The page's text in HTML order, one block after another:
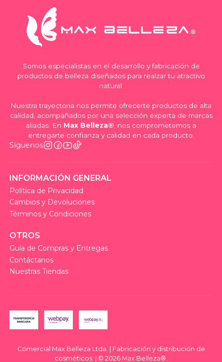
Somos especialistas en el desarrollo y fabricación de
productos de belleza diseñados para realzar tu atractivo
natural.
Nuestra trayectoria nos permite ofrecerte productos de alta
calidad, acompañados por una selección experta de marcas
aliadas. En Max Belleza® , nos comprometemos a
entregarte confianza y calidad en cada producto.
Síguenos
INFORMACIÓN GENERAL
Política de Privacidad
Cambios y Devoluciones
Términos y Condiciones
OTROS
Guía de Compras y Entregas
Contáctanos
Nuestras Tiendas
Comercial Max Belleza Ltda. | Fabricación y distribución de
cosméticos. | © 2026 Max Belleza®.